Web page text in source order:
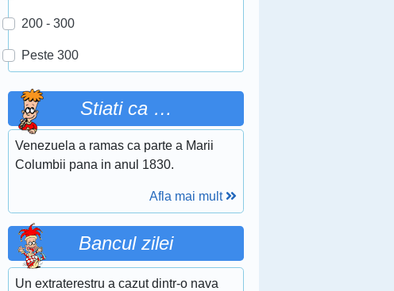
200 - 300
Peste 300
Stiati ca …
Venezuela a ramas ca parte a Marii
Columbii pana in anul 1830.
Afla mai mult
Bancul zilei
Un extraterestru a cazut dintr-o nava